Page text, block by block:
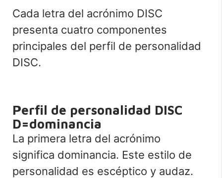
Cada letra del acrónimo DISC
presenta cuatro componentes
principales del perfil de personalidad
DISC.
Perfil de personalidad DISC
D=dominancia
La primera letra del acrónimo
significa dominancia. Este estilo de
personalidad es escéptico y audaz.